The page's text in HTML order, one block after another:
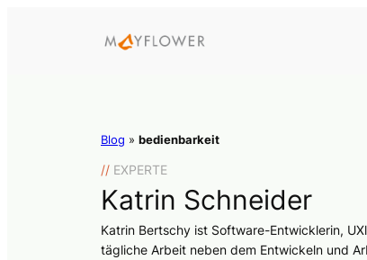
Blog » bedienbarkeit
// EXPERTE
Katrin Schneider
Katrin Bertschy ist Software-Entwicklerin,
tägliche Arbeit neben dem Entwickeln und